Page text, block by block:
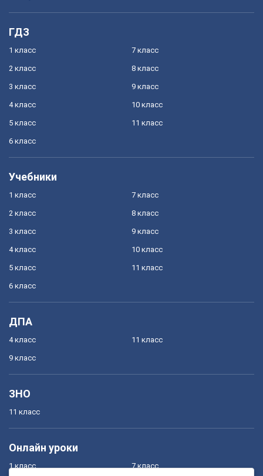
ГДЗ
1 класс
2 класс
3 класс
4 класс
5 класс
6 класс
7 класс
8 класс
9 класс
10 класс
11 класс
Учебники
1 класс
2 класс
3 класс
4 класс
5 класс
6 класс
7 класс
8 класс
9 класс
10 класс
11 класс
ДПА
4 класс
9 класс
11 класс
ЗНО
11 класс
Онлайн уроки
1 класс 7 класс